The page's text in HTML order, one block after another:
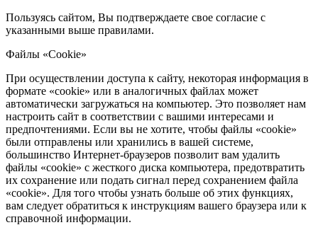
Пользуясь сайтом, Вы подтверждаете свое согласие с
указанными выше правилами.
Файлы «Cookie»
При осуществлении доступа к сайту, некоторая информация в
формате «cookie» или в аналогичных файлах может
автоматически загружаться на компьютер. Это позволяет нам
настроить сайт в соответствии с вашими интересами и
предпочтениями. Если вы не хотите, чтобы файлы «cookie»
были отправлены или хранились в вашей системе,
большинство Интернет-браузеров позволит вам удалить
файлы «cookie» с жесткого диска компьютера, предотвратить
их сохранение или подать сигнал перед сохранением файла
«cookie». Для того чтобы узнать больше об этих функциях,
вам следует обратиться к инструкциям вашего браузера или к
справочной информации.